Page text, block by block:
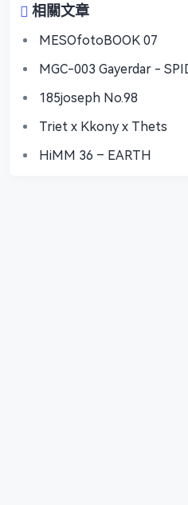
相關文章
MESOfotoBOOK 07
MGC-003 Gayerdar -
185joseph No.98
Triet x Kkony x Thets
HiMM 36 – EARTH